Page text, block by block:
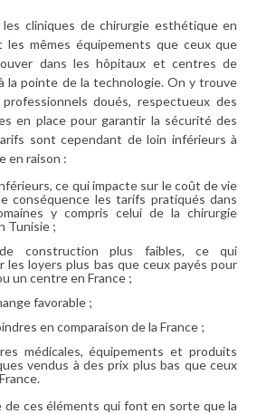
les cliniques de chirurgie esthétique en
les mêmes équipements que ceux que
dans les hôpitaux et centres de
la pointe de la technologie. On y trouve
doués, respectueux des
en place pour garantir la sécurité des
sont cependant de loin inférieurs à
en raison :
ce qui impacte sur le coût de vie
conséquence les tarifs pratiqués dans
y compris celui de la chirurgie
Tunisie ;
construction plus faibles, ce qui
les loyers plus bas que ceux payés pour
un centre en France ;
favorable ;
en comparaison de la France ;
médicales, équipements et produits
vendus à des prix plus bas que ceux
de ces éléments qui font en sorte que la